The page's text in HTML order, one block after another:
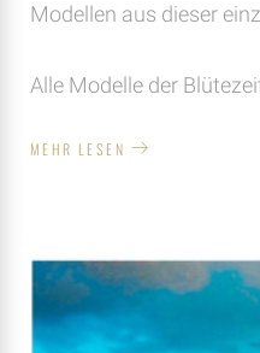
Modellen aus dieser
Alle Modelle der
MEHR LESEN